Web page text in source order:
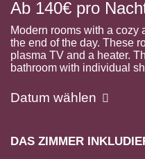
Ab 140€ pro
Modern rooms with a cozy
the end of the day. These
plasma TV and a heater.
bathroom with individual
Datum wählen
DAS ZIMMER